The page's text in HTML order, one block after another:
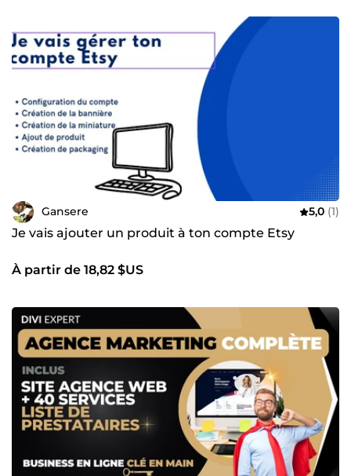
Gansere 5,0 (1)
Je vais ajouter un produit à ton compte Etsy
À partir de 18,82 $US